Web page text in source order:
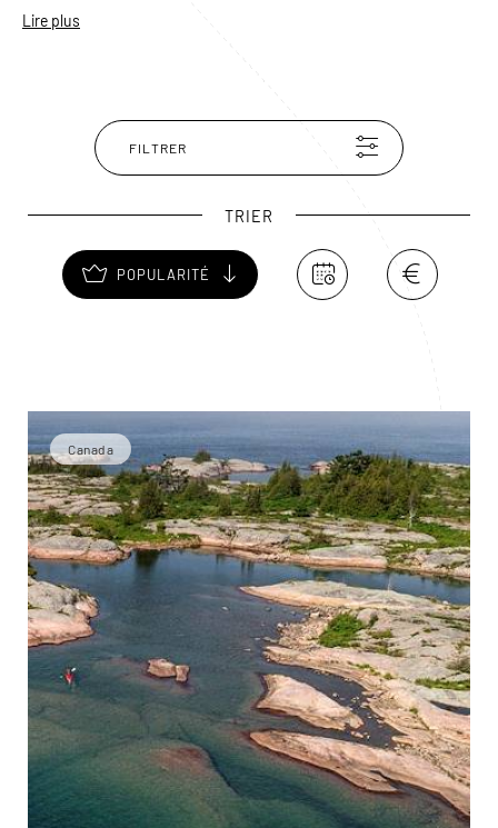
donné au Live at Deerhurst Stage Shows, à voir en
train à vapeur au début du XXe siècle.
Lire plus
FILTRER
TRIER
POPULARITÉ
Canada